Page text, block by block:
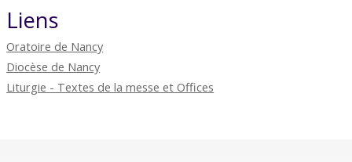
Liens
Oratoire de Nancy
Diocèse de Nancy
Liturgie - Textes de la messe et Offices